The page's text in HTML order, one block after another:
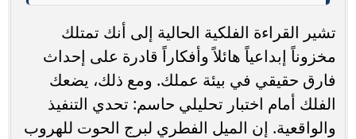
تشير القراءة الفلكية الحالية إلى أنك تمتلك
مخزوناً إبداعياً هائلاً وأفكاراً قادرة على إحداث
فارق حقيقي في بيئة عملك. ومع ذلك، يضعك
الفلك أمام اختبار تحليلي حاسم: تحدي التنفيذ
والواقعية. إن الميل الفطري لبرج الحوت للهروب